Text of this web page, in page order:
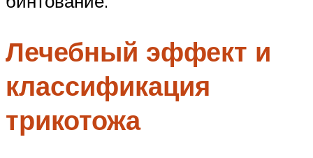
Лечебный эффект и
классификация
трикотожа